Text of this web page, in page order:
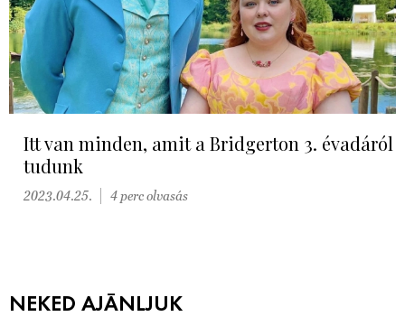
Itt van minden, amit a Bridgerton 3. évadáról
tudunk
2023.04.25. 4 perc olvasás
NEKED AJÁNLJUK